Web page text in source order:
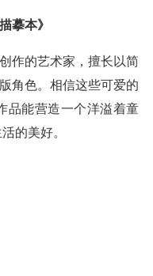
摹本》
作的艺术家，擅长以简
角色。相信这些可爱的
品能营造一个洋溢着童
的美好。